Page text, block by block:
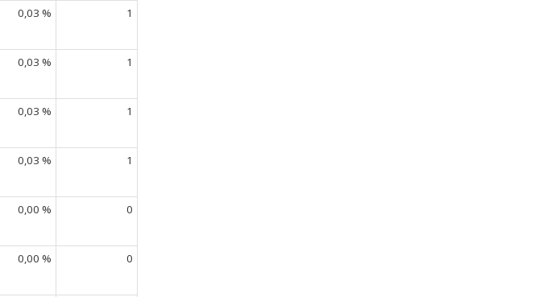
0,03 % 1
0,03 % 1
0,03 % 1
0,03 % 1
0,00 % 0
0,00 % 0